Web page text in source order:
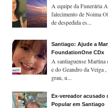
A equipe da Funerária
falecimento de Noima
de despedida es...
Santiago: Ajude a
FoundationOne CDx
A santiaguense
e do Geandro da Veiga
grau, u...
Ex-vereador
Popular em Santiago